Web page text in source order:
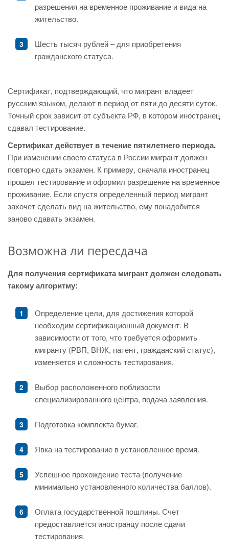
разрешения на временное проживание и вида на
жительство.
Шесть тысяч рублей – для приобретения
гражданского статуса.
Сертификат, подтверждающий, что мигрант владеет
русским языком, делают в период от пяти до десяти суток.
Точный срок зависит от субъекта РФ, в котором иностранец
сдавал тестирование.
Сертификат действует в течение пятилетнего периода.
При изменении своего статуса в России мигрант должен
повторно сдать экзамен. К примеру, сначала иностранец
прошел тестирование и оформил разрешение на временное
проживание. Если спустя определенный период мигрант
захочет сделать вид на жительство, ему понадобится
заново сдавать экзамен.
Возможна ли пересдача
Для получения сертификата мигрант должен следовать
такому алгоритму:
Определение цели, для достижения которой
необходим сертификационный документ. В
зависимости от того, что требуется оформить
мигранту (РВП, ВНЖ, патент, гражданский статус),
изменяется и сложность тестирования.
Выбор расположенного поблизости
специализированного центра, подача заявления.
Подготовка комплекта бумаг.
Явка на тестирование в установленное время.
Успешное прохождение теста (получение
минимально установленного количества баллов).
Оплата государственной пошлины. Счет
предоставляется иностранцу после сдачи
тестирования.